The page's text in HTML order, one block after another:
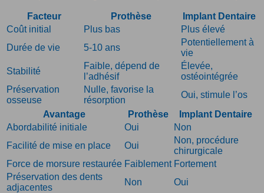
Facteur Prothèse
Implant Dentaire
Coût initial
Plus bas
Plus élevé
Durée de vie
5-10 ans
Potentiellement à
vie
Stabilité
Faible, dépend de
l’adhésif
Élevée,
ostéointégrée
Préservation
osseuse
Nulle, favorise la
résorption
Oui, stimule l’os
Avantage
Prothèse
Implant Dentaire
Abordabilité initiale
Oui
Non
Facilité de mise en place
Oui
Non, procédure
chirurgicale
Force de morsure restaurée Faiblement Fortement
Préservation des dents
adjacentes
Non Oui